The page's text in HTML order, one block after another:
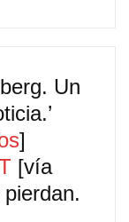
Un
]
[vía